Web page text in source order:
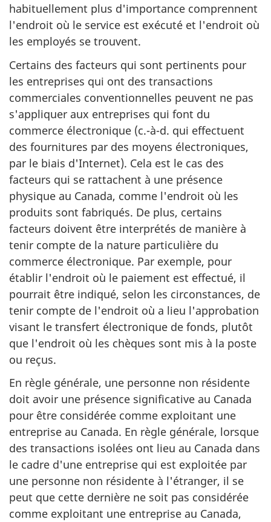
habituellement plus d'importance comprennent
l'endroit où le service est exécuté et l'endroit où
les employés se trouvent.
Certains des facteurs qui sont pertinents pour
les entreprises qui ont des transactions
commerciales conventionnelles peuvent ne pas
s'appliquer aux entreprises qui font du
commerce électronique (c.-à-d. qui effectuent
des fournitures par des moyens électroniques,
par le biais d'Internet). Cela est le cas des
facteurs qui se rattachent à une présence
physique au Canada, comme l'endroit où les
produits sont fabriqués. De plus, certains
facteurs doivent être interprétés de manière à
tenir compte de la nature particulière du
commerce électronique. Par exemple, pour
établir l'endroit où le paiement est effectué, il
pourrait être indiqué, selon les circonstances, de
tenir compte de l'endroit où a lieu l'approbation
visant le transfert électronique de fonds, plutôt
que l'endroit où les chèques sont mis à la poste
ou reçus.
En règle générale, une personne non résidente
doit avoir une présence significative au Canada
pour être considérée comme exploitant une
entreprise au Canada. En règle générale, lorsque
des transactions isolées ont lieu au Canada dans
le cadre d'une entreprise qui est exploitée par
une personne non résidente à l'étranger, il se
peut que cette dernière ne soit pas considérée
comme exploitant une entreprise au Canada,